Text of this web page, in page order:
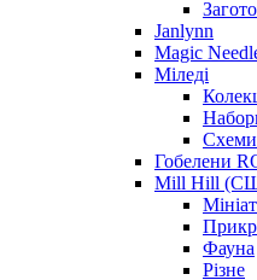
Janlynn
Magic
Міледі
Схеми
Гобелени
Mill Hill
Фауна
Різне